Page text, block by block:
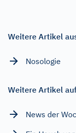
Weitere Artikel
Nosologie
Weitere Artikel
News der